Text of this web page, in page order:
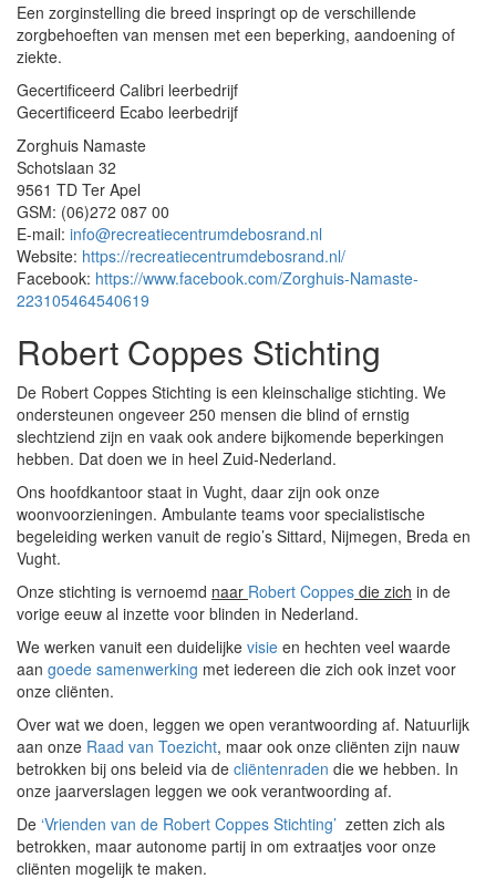
Een zorginstelling die breed inspringt op de verschillende
zorgbehoeften van mensen met een beperking, aandoening of
ziekte.
Gecertificeerd Calibri leerbedrijf
Gecertificeerd Ecabo leerbedrijf
Zorghuis Namaste
Schotslaan 32
9561 TD Ter Apel
GSM: (06)272 087 00
E-mail: info@recreatiecentrumdebosrand.nl
Website: https://recreatiecentrumdebosrand.nl/
Facebook: https://www.facebook.com/Zorghuis-Namaste-
223105464540619
Robert Coppes Stichting
De Robert Coppes Stichting is een kleinschalige stichting. We
ondersteunen ongeveer 250 mensen die blind of ernstig
slechtziend zijn en vaak ook andere bijkomende beperkingen
hebben. Dat doen we in heel Zuid-Nederland.
Ons hoofdkantoor staat in Vught, daar zijn ook onze
woonvoorzieningen. Ambulante teams voor specialistische
begeleiding werken vanuit de regio’s Sittard, Nijmegen, Breda en
Vught.
Onze stichting is vernoemd naar Robert Coppes die zich in de
vorige eeuw al inzette voor blinden in Nederland.
We werken vanuit een duidelijke visie en hechten veel waarde
aan goede samenwerking met iedereen die zich ook inzet voor
onze cliënten.
Over wat we doen, leggen we open verantwoording af. Natuurlijk
aan onze Raad van Toezicht, maar ook onze cliënten zijn nauw
betrokken bij ons beleid via de cliëntenraden die we hebben. In
onze jaarverslagen leggen we ook verantwoording af.
De ‘Vrienden van de Robert Coppes Stichting’ zetten zich als
betrokken, maar autonome partij in om extraatjes voor onze
cliënten mogelijk te maken.